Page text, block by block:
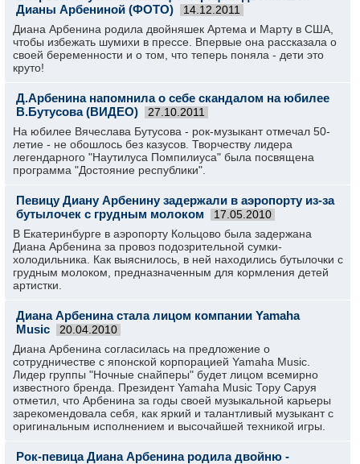
Дианы Арбениной (ФОТО)
14.12.2011
Диана Арбенина родила двойняшек Артема и Марту в США,
чтобы избежать шумихи в прессе. Впервые она рассказала о
своей беременности и о том, что теперь поняла - дети это
круто!
Д.Арбенина напомнила о себе скандалом на юбилее
В.Бутусова (ВИДЕО)
27.10.2011
На юбилее Вячеслава Бутусова - рок-музыкант отмечал 50-
летие - не обошлось без казусов. Творчеству лидера
легендарного "Наутилуса Помпилиуса" была посвящена
программа "Достояние республики".
Певицу Диану Арбенину задержали в аэропорту из-за
бутылочек с грудным молоком
17.05.2010
В Екатеринбурге в аэропорту Кольцово была задержана
Диана Арбенина за провоз подозрительной сумки-
холодильника. Как выяснилось, в ней находились бутылочки с
грудным молоком, предназначенным для кормления детей
артистки.
Диана Арбенина стала лицом компании Yamaha
Music
20.04.2010
Диана Арбенина согласилась на предложение о
сотрудничестве с японской корпорацией Yamaha Music.
Лидер группы "Ночные снайперы" будет лицом всемирно
известного бренда. Президент Yamaha Music Тору Саруя
отметил, что Арбенина за годы своей музыкальной карьеры
зарекомендовала себя, как яркий и талантливый музыкант с
оригинальным исполнением и высочайшей техникой игры.
Рок-певица Диана Арбенина родила двойню -